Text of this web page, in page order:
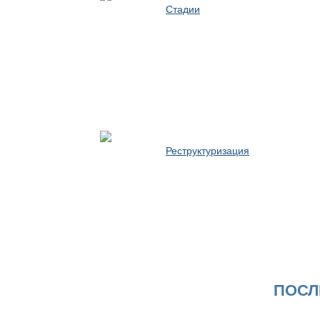
Стадии
Реструктуризация